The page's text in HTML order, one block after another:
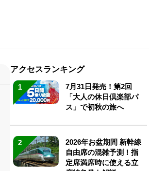
アクセスランキング
1
7月31日発売！第2回
「大人の休日倶楽部パ
ス」で初秋の旅へ
2
2026年お盆期間 新幹線
自由席の混雑予測！指
定席満席時に使える立